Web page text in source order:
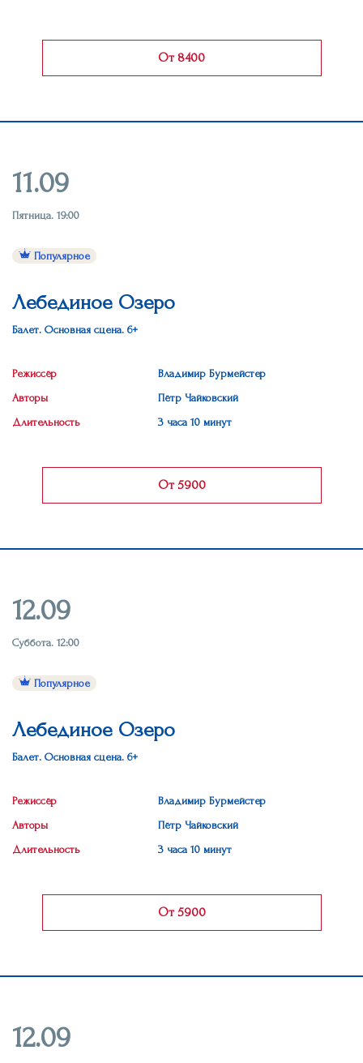
От 8400
11.09
Пятница. 19:00
Популярное
Лебединое Озеро
Балет. Основная сцена. 6+
Режиссёр
Владимир Бурмейстер
Авторы
Пётр Чайковский
Длительность
3 часа 10 минут
От 5900
12.09
Суббота. 12:00
Популярное
Лебединое Озеро
Балет. Основная сцена. 6+
Режиссёр
Владимир Бурмейстер
Авторы
Пётр Чайковский
Длительность
3 часа 10 минут
От 5900
12.09